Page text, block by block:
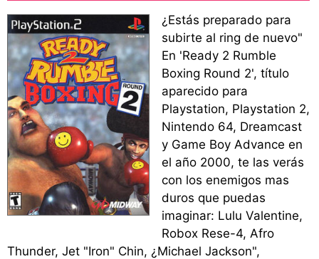
¿Estás preparado para
subirte al ring de nuevo"
En 'Ready 2 Rumble
Boxing Round 2', título
aparecido para
Playstation, Playstation 2,
Nintendo 64, Dreamcast
y Game Boy Advance en
el año 2000, te las verás
con los enemigos mas
duros que puedas
imaginar: Lulu Valentine,
Robox Rese-4, Afro
Thunder, Jet "Iron" Chin, ¿Michael Jackson",